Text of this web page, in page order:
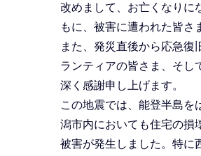
改めまして、お亡くなりに
もに、被害に遭われた皆さ
また、発災直後から応急復
ランティアの皆さま、そし
深く感謝申し上げます。
この地震では、能登半島を
潟市内においても住宅の損
被害が発生しました。特に